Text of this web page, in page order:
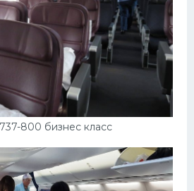
800 бизнес класс